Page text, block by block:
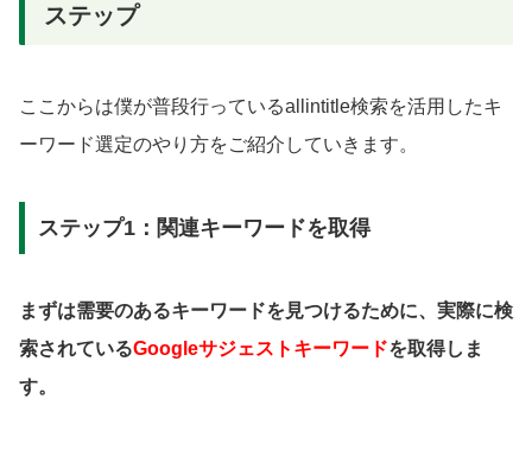
ステップ
ここからは僕が普段行っているallintitle検索を活用したキ
ーワード選定のやり方をご紹介していきます。
ステップ1：関連キーワードを取得
まずは需要のあるキーワードを見つけるために、実際に検
索されているGoogleサジェストキーワードを取得しま
す。